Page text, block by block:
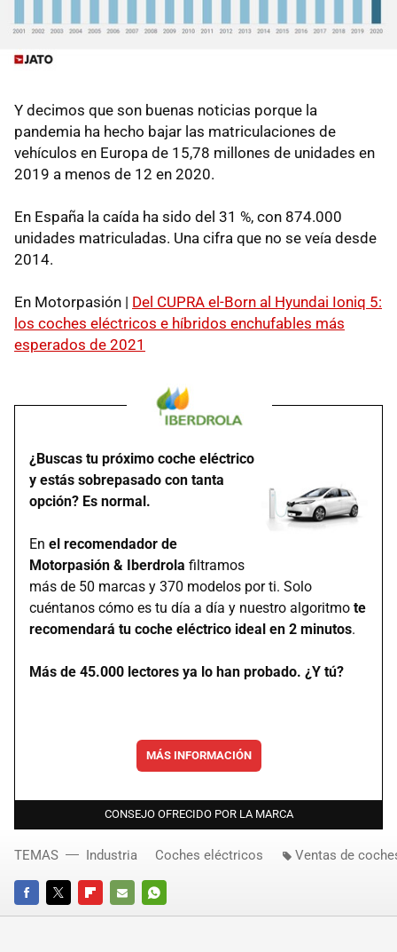
Y decimos que son buenas noticias porque la
pandemia ha hecho bajar las matriculaciones de
vehículos en Europa de 15,78 millones de unidades en
2019 a menos de 12 en 2020.
En España la caída ha sido del 31 %, con 874.000
unidades matriculadas. Una cifra que no se veía desde
2014.
En Motorpasión | Del CUPRA el-Born al Hyundai Ioniq 5:
los coches eléctricos e híbridos enchufables más
esperados de 2021
¿Buscas tu próximo coche eléctrico
y estás sobrepasado con tanta
opción? Es normal.
En el recomendador de
Motorpasión & Iberdrola filtramos
más de 50 marcas y 370 modelos por ti. Solo
cuéntanos cómo es tu día a día y nuestro algoritmo te
recomendará tu coche eléctrico ideal en 2 minutos.
Más de 45.000 lectores ya lo han probado. ¿Y tú?
MÁS INFORMACIÓN
CONSEJO OFRECIDO POR LA MARCA
FACEBOOKTWITTERFLIPBOARD
E-
WHATSAPP
TEMAS Industria Coches eléctricos Ventas de